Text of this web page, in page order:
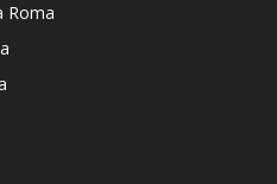
Roma